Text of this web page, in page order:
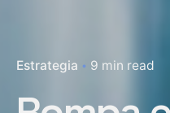
Estrategia 9 min read